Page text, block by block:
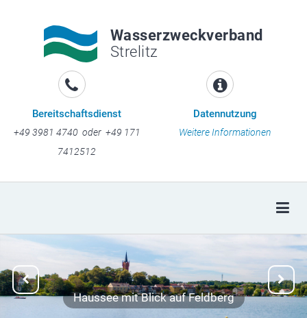
Wasserzweckverband
Strelitz
Bereitschaftsdienst
+49 3981 4740 oder +49 171
7412512
Datennutzung
Weitere Informationen
Haussee mit Blick auf Feldberg
Previous Next